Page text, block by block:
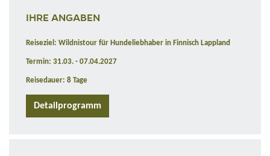
IHRE ANGABEN
Reiseziel: Wildnistour für Hundeliebhaber in Finnisch Lappland
Termin: 31.03. - 07.04.2027
Reisedauer: 8 Tage
Detailprogramm